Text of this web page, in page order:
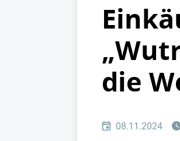
die
08.11.2024